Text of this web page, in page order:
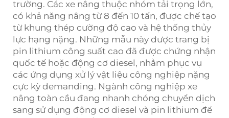
trường. Các xe nâng thuộc nhóm tải trọng lớn,
có khả năng nâng từ 8 đến 10 tấn, được chế tạo
từ khung thép cường độ cao và hệ thống thủy
lực hạng nặng. Những mẫu này được trang bị
pin lithium công suất cao đã được chứng nhận
quốc tế hoặc động cơ diesel, nhằm phục vụ
các ứng dụng xử lý vật liệu công nghiệp nặng
cực kỳ demanding. Ngành công nghiệp xe
nâng toàn cầu đang nhanh chóng chuyển dịch
sang sử dụng động cơ diesel và pin lithium để